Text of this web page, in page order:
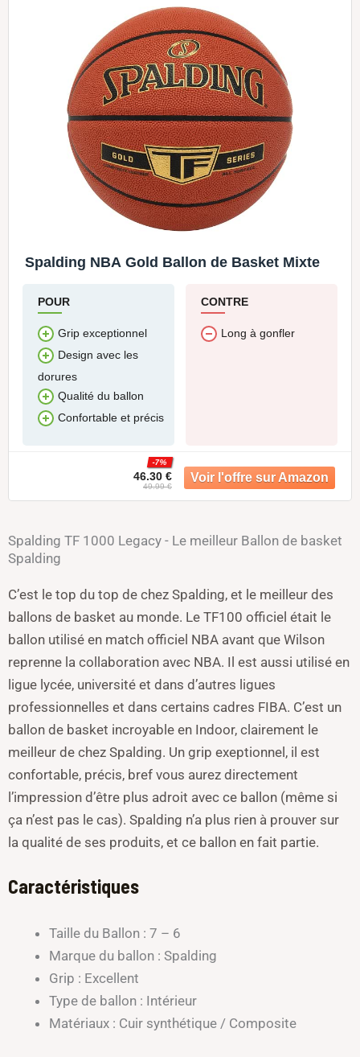
Spalding NBA Gold Ballon de Basket Mixte
POUR
Grip exceptionnel
Design avec les
dorures
Qualité du ballon
Confortable et précis
CONTRE
Long à gonfler
46.30 €
-7%
49.99 €
Spalding TF 1000 Legacy - Le meilleur Ballon de basket
Spalding
C’est le top du top de chez Spalding, et le meilleur des
ballons de basket au monde. Le TF100 officiel était le
ballon utilisé en match officiel NBA avant que Wilson
reprenne la collaboration avec NBA. Il est aussi utilisé en
ligue lycée, université et dans d’autres ligues
professionnelles et dans certains cadres FIBA. C’est un
ballon de basket incroyable en Indoor, clairement le
meilleur de chez Spalding. Un grip exeptionnel, il est
confortable, précis, bref vous aurez directement
l’impression d’être plus adroit avec ce ballon (même si
ça n’est pas le cas). Spalding n’a plus rien à prouver sur
la qualité de ses produits, et ce ballon en fait partie.
Caractéristiques
Taille du Ballon : 7 – 6
Marque du ballon : Spalding
Grip : Excellent
Type de ballon : Intérieur
Matériaux : Cuir synthétique / Composite